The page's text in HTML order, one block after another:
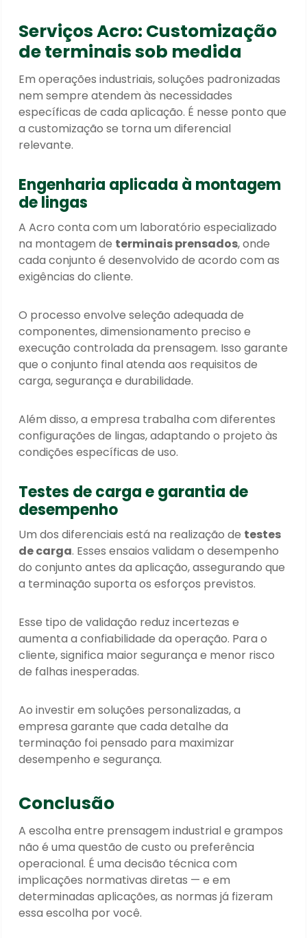
Serviços Acro: Customização
de terminais sob medida
Em operações industriais, soluções padronizadas
nem sempre atendem às necessidades
específicas de cada aplicação. É nesse ponto que
a customização se torna um diferencial
relevante.
Engenharia aplicada à montagem
de lingas
A Acro conta com um laboratório especializado
na montagem de terminais prensados, onde
cada conjunto é desenvolvido de acordo com as
exigências do cliente.
O processo envolve seleção adequada de
componentes, dimensionamento preciso e
execução controlada da prensagem. Isso garante
que o conjunto final atenda aos requisitos de
carga, segurança e durabilidade.
Além disso, a empresa trabalha com diferentes
configurações de lingas, adaptando o projeto às
condições específicas de uso.
Testes de carga e garantia de
desempenho
Um dos diferenciais está na realização de testes
de carga. Esses ensaios validam o desempenho
do conjunto antes da aplicação, assegurando que
a terminação suporta os esforços previstos.
Esse tipo de validação reduz incertezas e
aumenta a confiabilidade da operação. Para o
cliente, significa maior segurança e menor risco
de falhas inesperadas.
Ao investir em soluções personalizadas, a
empresa garante que cada detalhe da
terminação foi pensado para maximizar
desempenho e segurança.
Conclusão
A escolha entre prensagem industrial e grampos
não é uma questão de custo ou preferência
operacional. É uma decisão técnica com
implicações normativas diretas — e em
determinadas aplicações, as normas já fizeram
essa escolha por você.